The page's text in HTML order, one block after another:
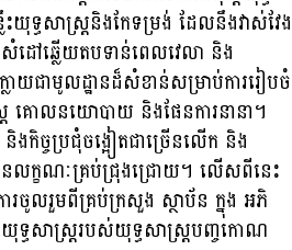
ធសាស្រ្ដនិងកែទម្រង់ ដែលនឹងវាស់វែង
ៅឆ្លើយតបទាន់ពេលវេលា និង
ាយជាមូលដ្ឋានដ៏សំខាន់សម្រាប់ការរៀបចំ
ត្រ គោលនយោបាយ និងផែនការនានា។
ងកិច្ចប្រជុំចង្អៀតជាច្រើនលើក និង
នលក្ខណៈគ្រប់ជ្រុងជ្រោយ។ លើសពីនេះ
រចូលរួមពីគ្រប់ក្រសួង ស្ថាប័ន ក្នុង អភិ
ទ្ធសាស្រ្ដរបស់យុទ្ធសាស្រ្ដបញ្ចកោណ